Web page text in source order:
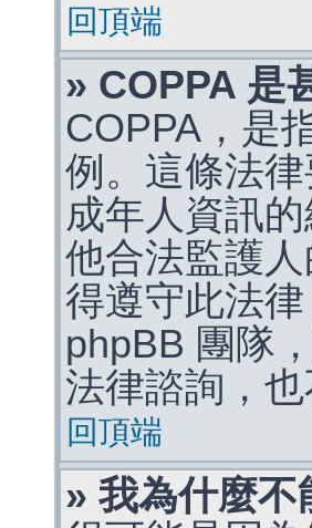
回頂端
» COPPA 是
COPPA，是
例。這條法
成年人資訊
他合法監護
得遵守此法
phpBB 團隊
法律諮詢，
回頂端
» 我為什麼不